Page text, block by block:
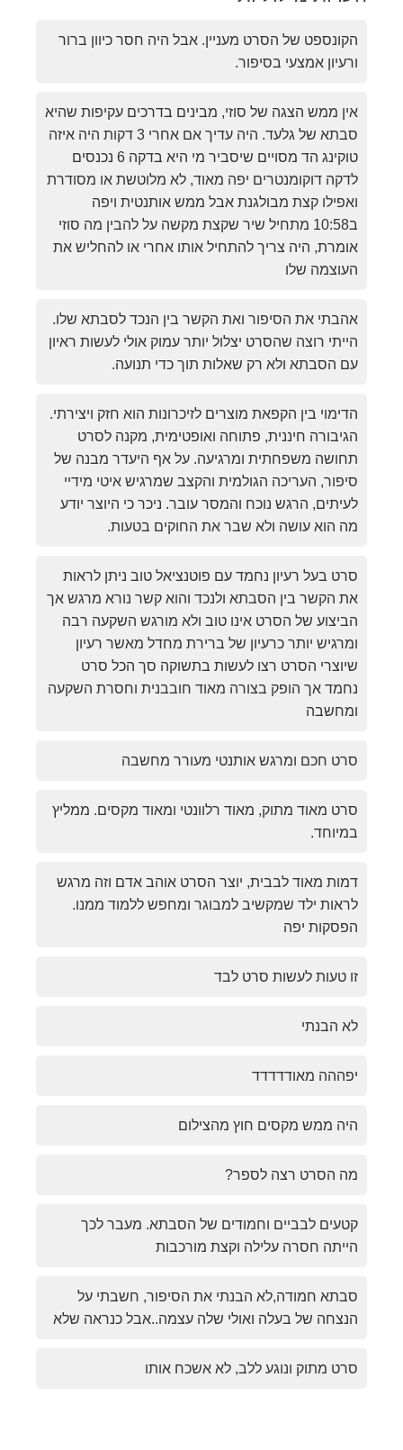
הקונספט של הסרט מעניין. אבל היה חסר כיוון ברור
ורעיון אמצעי בסיפור.
אין ממש הצגה של סוזי, מבינים בדרכים עקיפות שהיא
סבתא של גלעד. היה עדיך אם אחרי 3 דקות היה איזה
טוקינג הד מסויים שיסביר מי היא בדקה 6 נכנסים
לדקה דוקומנטרים יפה מאוד, לא מלוטשת או מסודרת
ואפילו קצת מבולגנת אבל ממש אותנטית ויפה
ב10:58 מתחיל שיר שקצת מקשה על להבין מה סוזי
אומרת, היה צריך להתחיל אותו אחרי או להחליש את
העוצמה שלו
אהבתי את הסיפור ואת הקשר בין הנכד לסבתא שלו.
הייתי רוצה שהסרט יצלול יותר עמוק אולי לעשות ראיון
עם הסבתא ולא רק שאלות תוך כדי תנועה.
הדימוי בין הקפאת מוצרים לזיכרונות הוא חזק ויצירתי.
הגיבורה חיננית, פתוחה ואופטימית, מקנה לסרט
תחושה משפחתית ומרגיעה. על אף היעדר מבנה של
סיפור, העריכה הגולמית והקצב שמרגיש איטי מידיי
לעיתים, הרגש נוכח והמסר עובר. ניכר כי היוצר יודע
מה הוא עושה ולא שבר את החוקים בטעות.
סרט בעל רעיון נחמד עם פוטנציאל טוב ניתן לראות
את הקשר בין הסבתא ולנכד והוא קשר נורא מרגש אך
הביצוע של הסרט אינו טוב ולא מורגש השקעה רבה
ומרגיש יותר כרעיון של ברירת מחדל מאשר רעיון
שיוצרי הסרט רצו לעשות בתשוקה סך הכל סרט
נחמד אך הופק בצורה מאוד חובבנית וחסרת השקעה
ומחשבה
סרט חכם ומרגש אותנטי מעורר מחשבה
סרט מאוד מתוק, מאוד רלוונטי ומאוד מקסים. ממליץ
במיוחד.
דמות מאוד לבבית, יוצר הסרט אוהב אדם וזה מרגש
לראות ילד שמקשיב למבוגר ומחפש ללמוד ממנו.
הפסקות יפה
זו טעות לעשות סרט לבד
לא הבנתי
יפההה מאודדדדד
היה ממש מקסים חוץ מהצילום
מה הסרט רצה לספר?
קטעים לבביים וחמודים של הסבתא. מעבר לכך
הייתה חסרה עלילה וקצת מורכבות
סבתא חמודה,לא הבנתי את הסיפור, חשבתי על
הנצחה של בעלה ואולי שלה עצמה..אבל כנראה שלא
סרט מתוק ונוגע ללב, לא אשכח אותו